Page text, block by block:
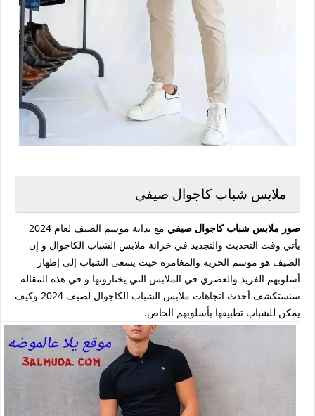
ملابس شباب كاجوال صيفي
صور ملابس شباب كاجوال صيفي
مع بداية موسم الصيف لعام 2024
يأتي وقت التحديث والتجديد في خزانة ملابس الشباب الكاجوال و إن
الصيف هو موسم الحرية والمغامرة حيث يسعى الشباب إلى إظهار
أسلوبهم الفريد والعصري في الملابس التي يختارونها و في هذه المقالة
سنستكشف أحدث اتجاهات ملابس الشباب الكاجوال لصيف 2024 وكيف
يمكن للشباب تطبيقها بأسلوبهم الخاص.